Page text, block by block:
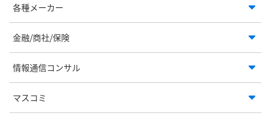
各種メーカー
金融/商社/保険
情報通信コンサル
マスコミ